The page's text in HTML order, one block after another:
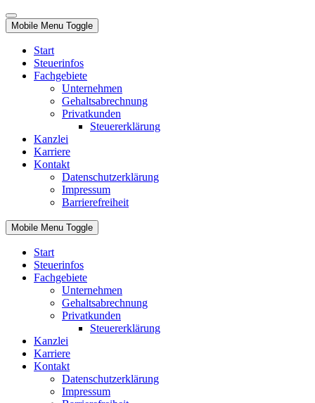
Mobile Menu Toggle
Start
Steuerinfos
Fachgebiete
Unternehmen
Gehaltsabrechnung
Privatkunden
Steuererklärung
Kanzlei
Karriere
Kontakt
Datenschutzerklärung
Impressum
Barrierefreiheit
Mobile Menu Toggle
Start
Steuerinfos
Fachgebiete
Unternehmen
Gehaltsabrechnung
Privatkunden
Steuererklärung
Kanzlei
Karriere
Kontakt
Datenschutzerklärung
Impressum